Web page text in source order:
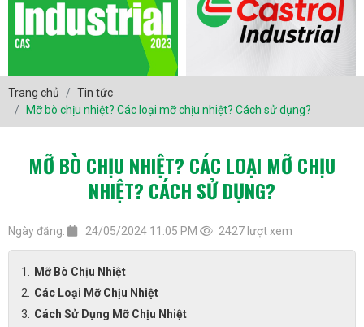
Trang chủ
Tin tức
Mỡ bò chịu nhiệt? Các loại mỡ chịu nhiệt? Cách sử dụng?
MỠ BÒ CHỊU NHIỆT? CÁC LOẠI MỠ CHỊU
NHIỆT? CÁCH SỬ DỤNG?
Ngày đăng: 24/05/2024 11:05 PM 2427 lượt xem
Mỡ Bò Chịu Nhiệt
Các Loại Mỡ Chịu Nhiệt
Cách Sử Dụng Mỡ Chịu Nhiệt